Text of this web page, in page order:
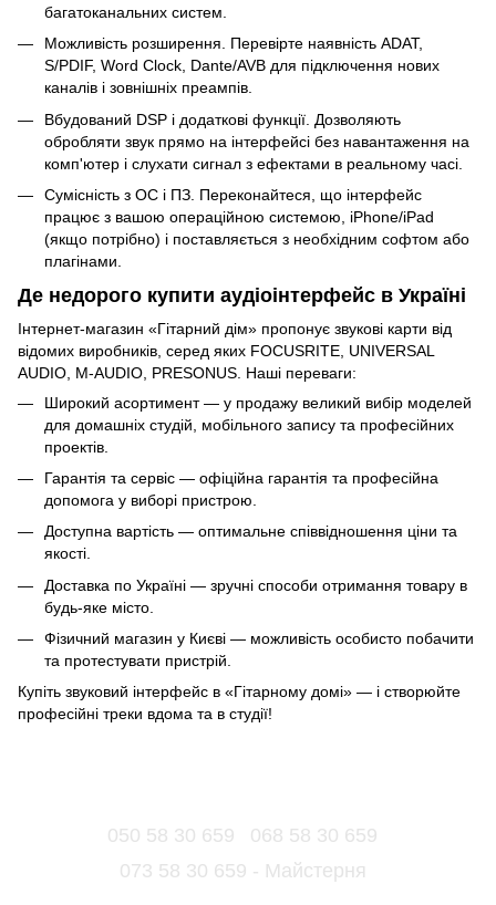
багатоканальних систем.
Можливість розширення. Перевірте наявність ADAT,
S/PDIF, Word Clock, Dante/AVB для підключення нових
каналів і зовнішніх преампів.
Вбудований DSP і додаткові функції. Дозволяють
обробляти звук прямо на інтерфейсі без навантаження на
комп'ютер і слухати сигнал з ефектами в реальному часі.
Сумісність з ОС і ПЗ. Переконайтеся, що інтерфейс
працює з вашою операційною системою, iPhone/iPad
(якщо потрібно) і поставляється з необхідним софтом або
плагінами.
Де недорого купити аудіоінтерфейс в Україні
Інтернет-магазин «Гітарний дім» пропонує звукові карти від
відомих виробників, серед яких FOCUSRITE, UNIVERSAL
AUDIO, M‑AUDIO, PRESONUS. Наші переваги:
Широкий асортимент — у продажу великий вибір моделей
для домашніх студій, мобільного запису та професійних
проектів.
Гарантія та сервіс — офіційна гарантія та професійна
допомога у виборі пристрою.
Доступна вартість — оптимальне співвідношення ціни та
якості.
Доставка по Україні — зручні способи отримання товару в
будь-яке місто.
Фізичний магазин у Києві — можливість особисто побачити
та протестувати пристрій.
Купіть звуковий інтерфейс в «Гітарному домі» — і створюйте
професійні треки вдома та в студії!
050 58 30 659
068 58 30 659
073 58 30 659 - Майстерня